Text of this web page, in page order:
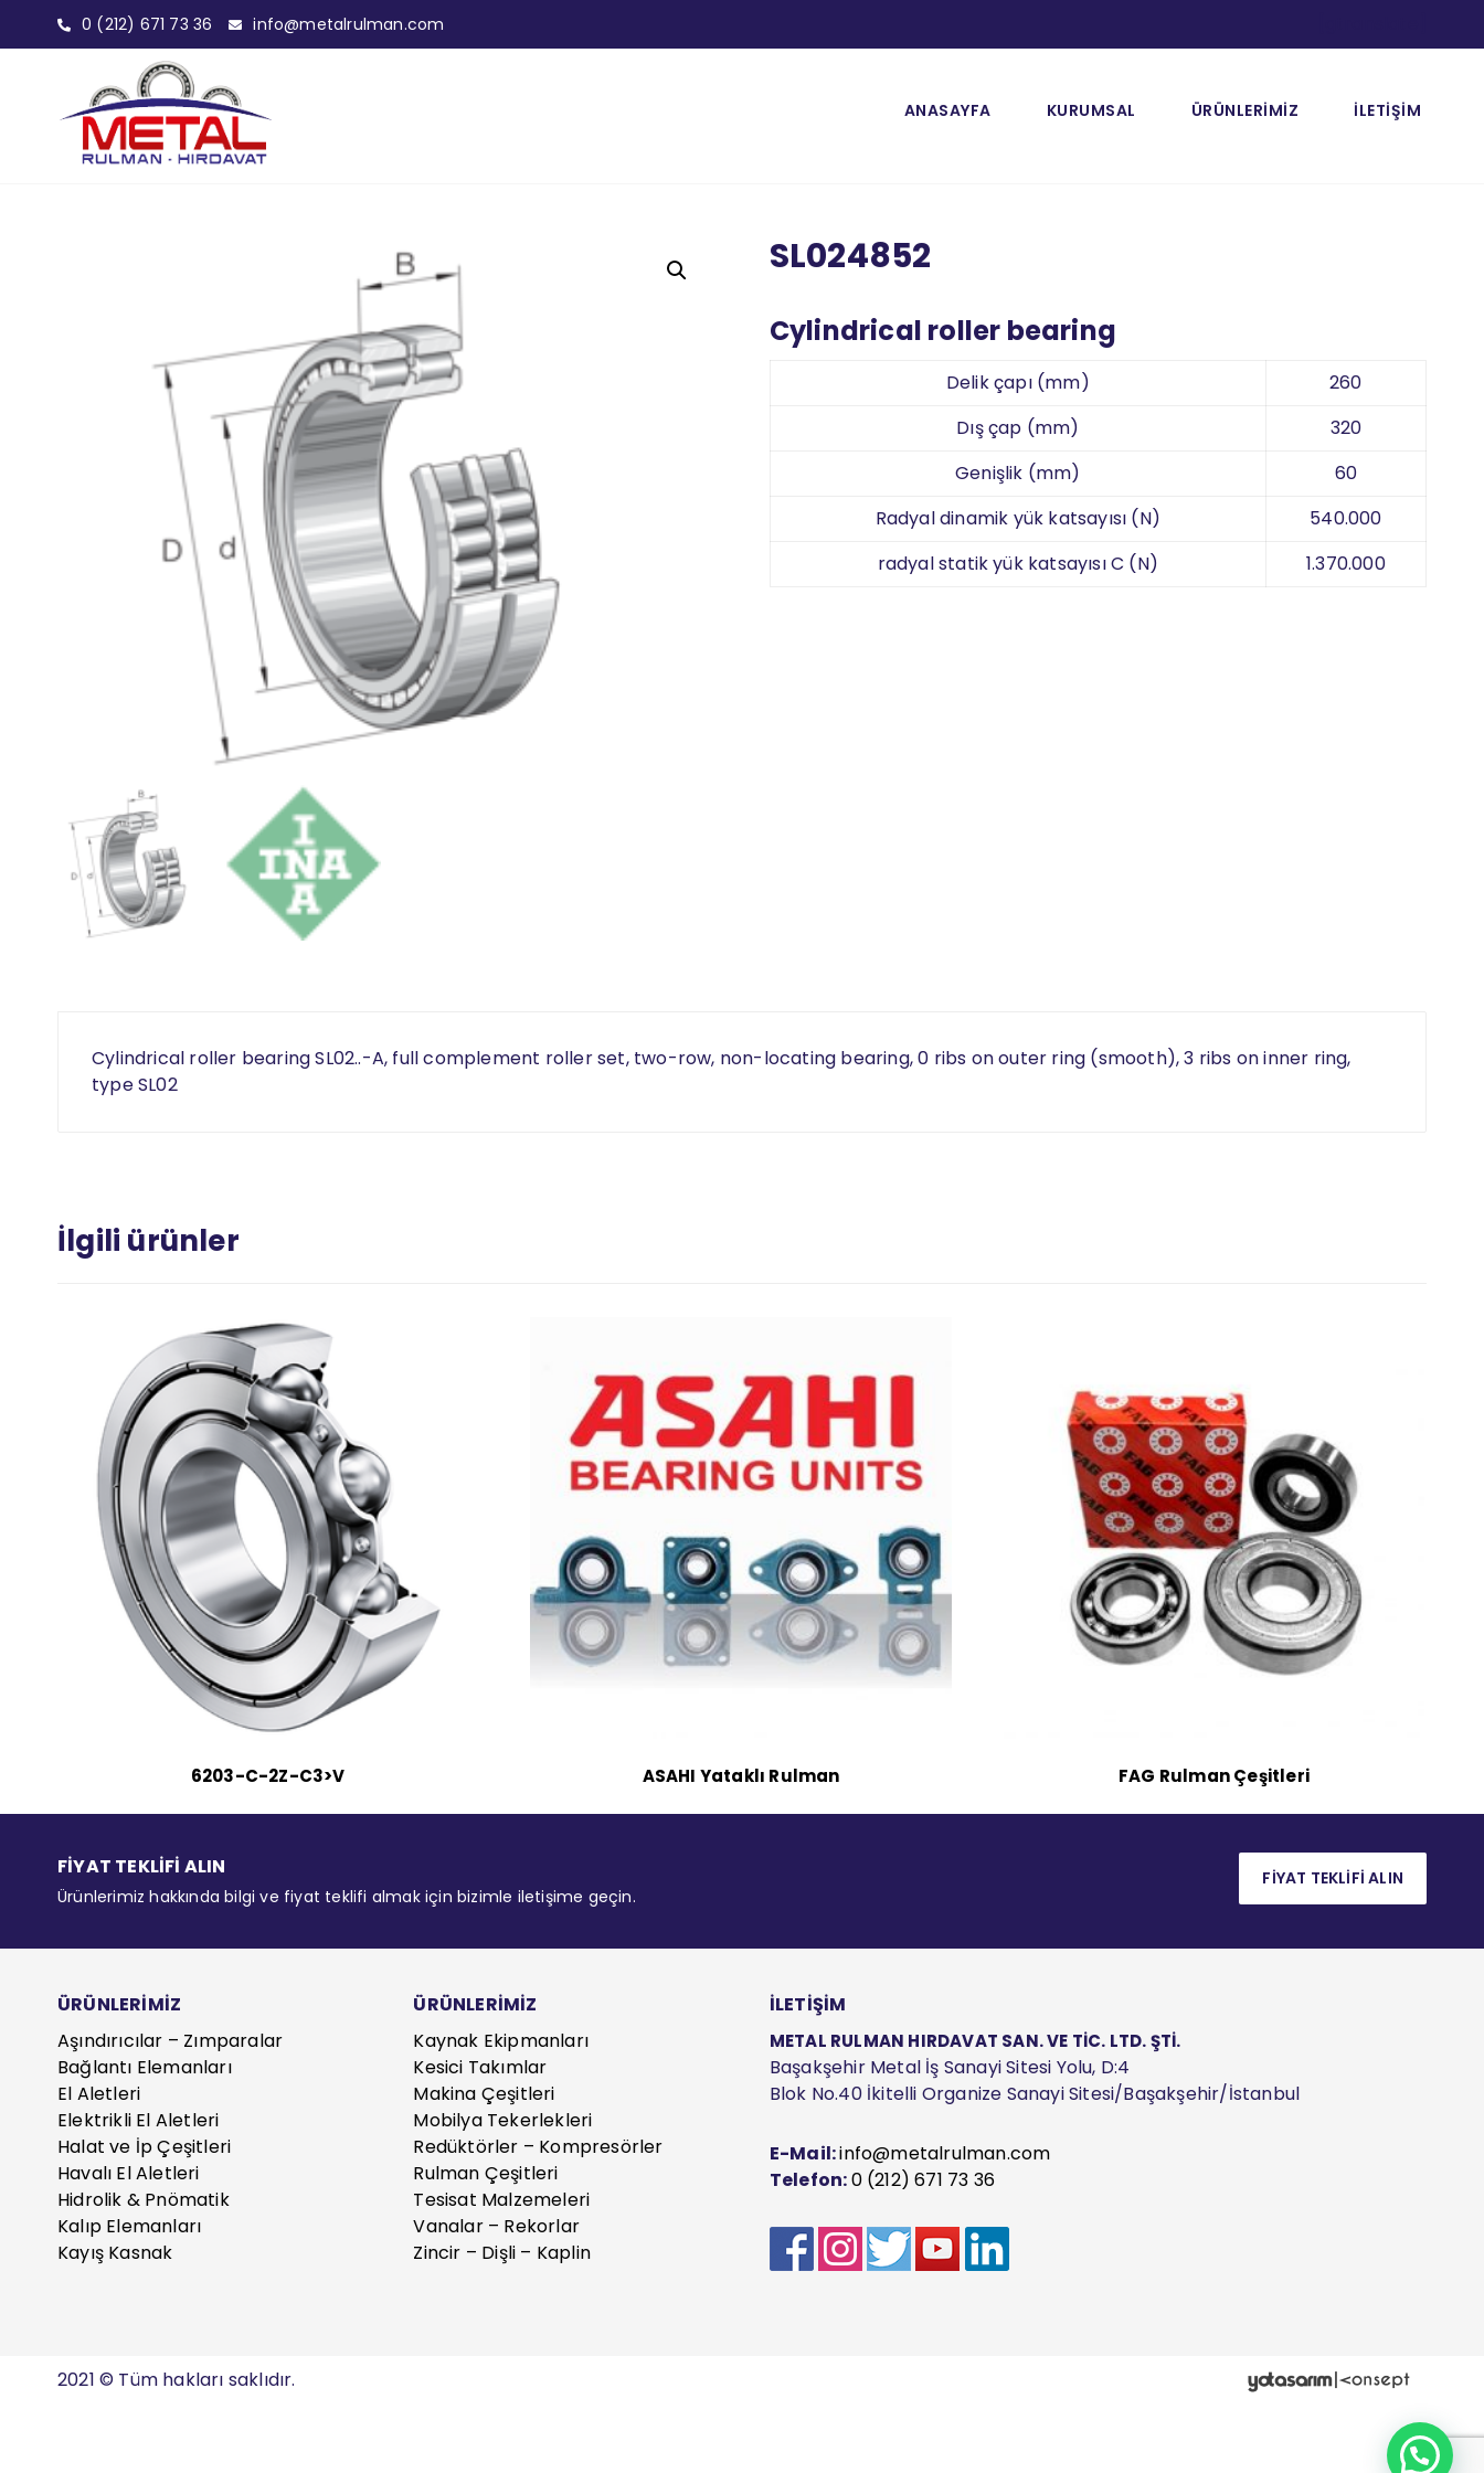
0 (212) 671 73 36 info@metalrulman.com
ANASAYFA KURUMSAL ÜRÜNLERİMİZ İLETİŞİM
SL024852
Cylindrical roller bearing
Delik çapı (mm)
260
Dış çap (mm)
320
Genişlik (mm)
60
Radyal dinamik yük katsayısı (N)
540.000
radyal statik yük katsayısı C (N)
1.370.000
Cylindrical roller bearing SL02..-A, full complement roller set, two-row, non-locating bearing, 0 ribs on outer ring (smooth), 3 ribs on inner ring,
type SL02
İlgili ürünler
6203-C-2Z-C3>V ASAHI Yataklı Rulman FAG Rulman Çeşitleri
FİYAT TEKLİFİ ALIN
Ürünlerimiz hakkında bilgi ve fiyat teklifi almak için bizimle iletişime geçin.
FİYAT TEKLİFİ ALIN
ÜRÜNLERİMİZ
Aşındırıcılar – Zımparalar
Bağlantı Elemanları
El Aletleri
Elektrikli El Aletleri
Halat ve İp Çeşitleri
Havalı El Aletleri
Hidrolik & Pnömatik
Kalıp Elemanları
Kayış Kasnak
ÜRÜNLERİMİZ
Kaynak Ekipmanları
Kesici Takımlar
Makina Çeşitleri
Mobilya Tekerlekleri
Redüktörler – Kompresörler
Rulman Çeşitleri
Tesisat Malzemeleri
Vanalar – Rekorlar
Zincir – Dişli – Kaplin
İLETİŞİM
METAL RULMAN HIRDAVAT SAN. VE TİC. LTD. ŞTİ.
Başakşehir Metal İş Sanayi Sitesi Yolu, D:4
Blok No.40 İkitelli Organize Sanayi Sitesi/Başakşehir/İstanbul
E-Mail:info@metalrulman.com
Telefon:0 (212) 671 73 36
2021 © Tüm hakları saklıdır.